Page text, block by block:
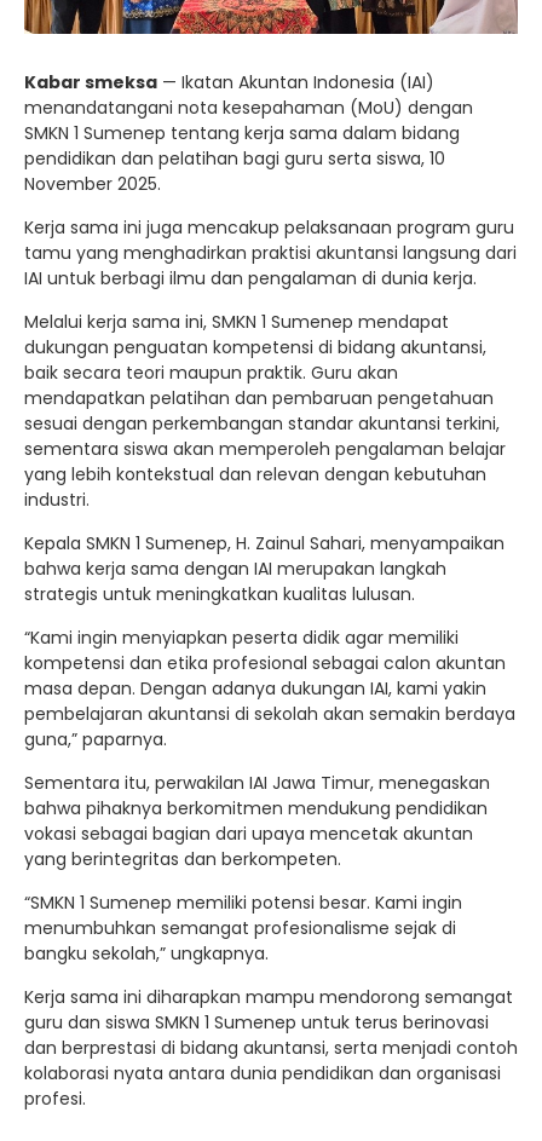
Kabar smeksa — Ikatan Akuntan Indonesia (IAI)
menandatangani nota kesepahaman (MoU) dengan
SMKN 1 Sumenep tentang kerja sama dalam bidang
pendidikan dan pelatihan bagi guru serta siswa, 10
November 2025.
Kerja sama ini juga mencakup pelaksanaan program guru
tamu yang menghadirkan praktisi akuntansi langsung dari
IAI untuk berbagi ilmu dan pengalaman di dunia kerja.
Melalui kerja sama ini, SMKN 1 Sumenep mendapat
dukungan penguatan kompetensi di bidang akuntansi,
baik secara teori maupun praktik. Guru akan
mendapatkan pelatihan dan pembaruan pengetahuan
sesuai dengan perkembangan standar akuntansi terkini,
sementara siswa akan memperoleh pengalaman belajar
yang lebih kontekstual dan relevan dengan kebutuhan
industri.
Kepala SMKN 1 Sumenep, H. Zainul Sahari, menyampaikan
bahwa kerja sama dengan IAI merupakan langkah
strategis untuk meningkatkan kualitas lulusan.
“Kami ingin menyiapkan peserta didik agar memiliki
kompetensi dan etika profesional sebagai calon akuntan
masa depan. Dengan adanya dukungan IAI, kami yakin
pembelajaran akuntansi di sekolah akan semakin berdaya
guna,” paparnya.
Sementara itu, perwakilan IAI Jawa Timur, menegaskan
bahwa pihaknya berkomitmen mendukung pendidikan
vokasi sebagai bagian dari upaya mencetak akuntan
yang berintegritas dan berkompeten.
“SMKN 1 Sumenep memiliki potensi besar. Kami ingin
menumbuhkan semangat profesionalisme sejak di
bangku sekolah,” ungkapnya.
Kerja sama ini diharapkan mampu mendorong semangat
guru dan siswa SMKN 1 Sumenep untuk terus berinovasi
dan berprestasi di bidang akuntansi, serta menjadi contoh
kolaborasi nyata antara dunia pendidikan dan organisasi
profesi.